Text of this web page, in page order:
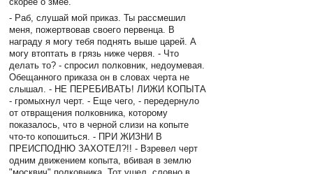
- Раб, слушай мой приказ. Ты рассмешил
меня, пожертвовав своего первенца. В
награду я могу тебя поднять выше царей. А
могу втоптать в грязь ниже червя. - Что
делать то? - спросил полковник, недоумевая.
Обещанного приказа он в словах черта не
слышал. - НЕ ПЕРЕБИВАТЬ! ЛИЖИ КОПЫТА
- громыхнул черт. - Еще чего, - передернуло
от отвращения полковника, которому
показалось, что в черной слизи на копыте
что-то копошиться. - ПРИ ЖИЗНИ В
ПРЕИСПОДНЮ ЗАХОТЕЛ?!! - Взревел черт
одним движением копыта, вбивая в землю